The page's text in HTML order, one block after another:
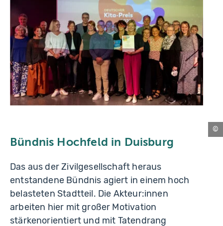
Bündnis Hochfeld in Duisburg
Das aus der Zivilgesellschaft heraus
entstandene Bündnis agiert in einem hoch
belasteten Stadtteil. Die Akteur:innen
arbeiten hier mit großer Motivation
stärkenorientiert und mit Tatendrang